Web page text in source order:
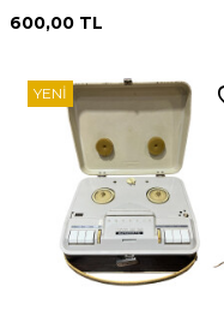
600,00 TL
YENI